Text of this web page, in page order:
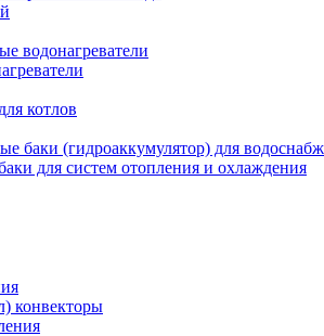
водонагреватели
котлов
баки (гидроаккумулятор) для
для систем отопления и охлаждения
конвекторы